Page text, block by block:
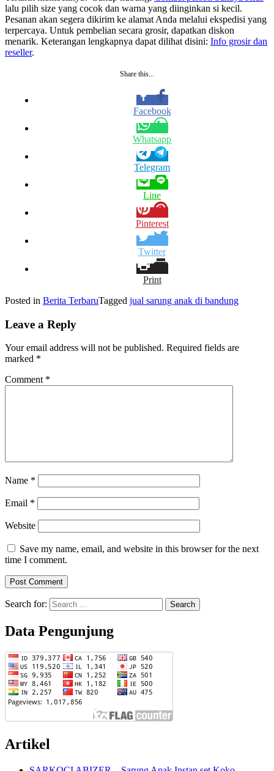
lalu pilih size yang cocok dan warna yang diinginkan si kecil.
Pesanan akan segera dikirim ke alamat Anda melalui ekspedisi yang
terpercaya. Untuk pembelian secara grosir, dapatkan diskon
menarik. Keterangan lengkapnya dapat dilihat disini: Info grosir dan
reseller.
Share this...
Facebook
Whatsapp
Telegram
Line
Pinterest
Twitter
Print
Posted in Berita TerbaruTagged jual sarung anak di bandung
Leave a Reply
Your email address will not be published. Required fields are
marked *
Comment *
Name *
Email *
Website
Save my name, email, and website in this browser for the next
time I comment.
Search for:
Data Pengunjung
Artikel